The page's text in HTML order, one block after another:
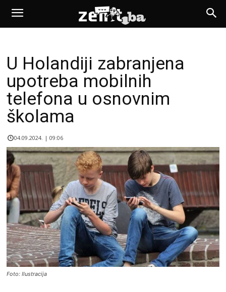
U Holandiji zabranjena
upotreba mobilnih
telefona u osnovnim
školama
04.09.2024. | 09:06
Foto: Ilustracija